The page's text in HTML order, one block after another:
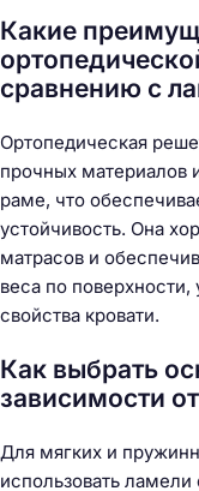
Какие
сравнению с
Ортопедическая
прочных материалов
раме, что
устойчивость. Она
матрасов и
веса по
свойства кровати.
Как выбрать
зависимости
Для мягких и
использовать